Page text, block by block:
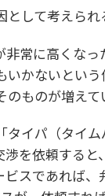
して考えられ
常に高くなっ
かないとい
ものが増えて
イパ（タイ
を依頼する
スであれば